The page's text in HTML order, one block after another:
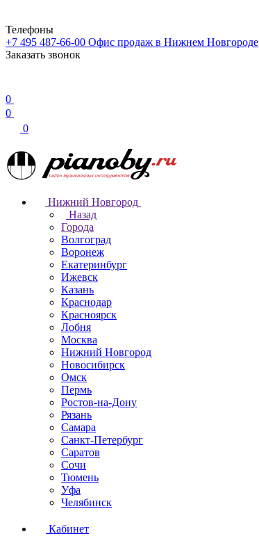
Телефоны
+7 495 487-66-00 Офис продаж в Нижнем Новгороде
Заказать звонок
0
0
0
Нижний Новгород
Назад
Города
Волгоград
Воронеж
Екатеринбург
Ижевск
Казань
Краснодар
Красноярск
Лобня
Москва
Нижний Новгород
Новосибирск
Омск
Пермь
Ростов-на-Дону
Рязань
Самара
Санкт-Петербург
Саратов
Сочи
Тюмень
Уфа
Челябинск
Кабинет